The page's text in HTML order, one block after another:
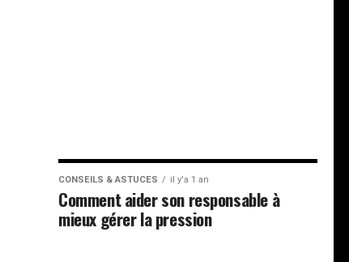
CONSEILS & ASTUCES il y'a 1 an
Comment aider son responsable à
mieux gérer la pression